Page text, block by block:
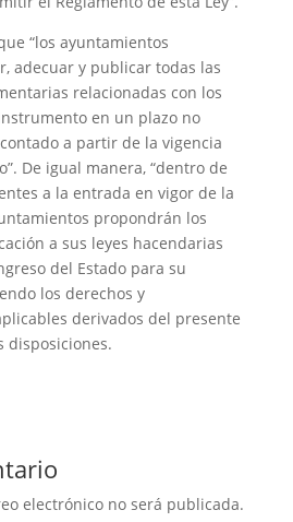
“los ayuntamientos
adecuar y publicar todas las
relacionadas con los
en un plazo no
a partir de la vigencia
De igual manera, “dentro de
a la entrada en vigor de la
propondrán los
a sus leyes hacendarias
del Estado para su
los derechos y
derivados del presente
disposiciones.
electrónico no será publicada.